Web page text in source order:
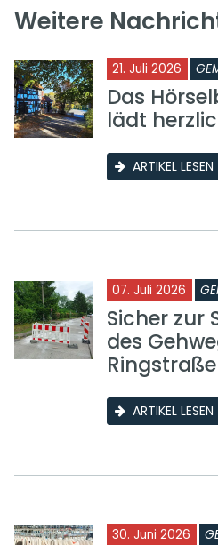
Weitere
21. Juli 2026
Das
lädt
ARTIKEL LESEN
07. Juli 2026
Sicher zur
des
Ringstraße
ARTIKEL LESEN
30. Juni 2026